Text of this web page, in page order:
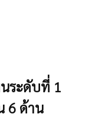
ระดับที่ 1
6 ด้าน